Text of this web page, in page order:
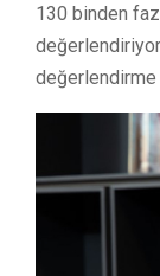
130 binden
değerlendirme